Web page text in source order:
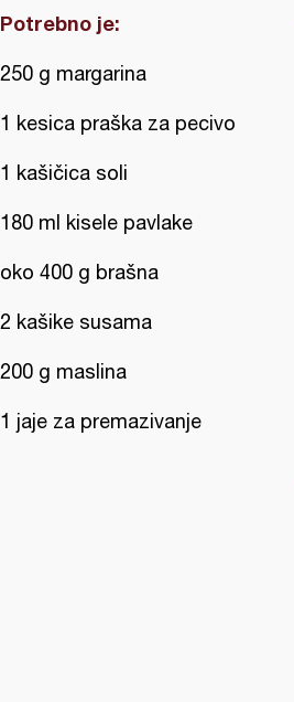
Potrebno je:
250 g margarina
1 kesica praška za pecivo
1 kašičica soli
180 ml kisele pavlake
oko 400 g brašna
2 kašike susama
200 g maslina
1 jaje za premazivanje